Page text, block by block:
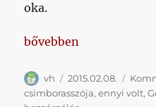
oka.
„Én Csábi Kispestjét
bővebben
Szerző
vh Közzétéve
2015.02.08.
csimborasszója,ennyi volt,